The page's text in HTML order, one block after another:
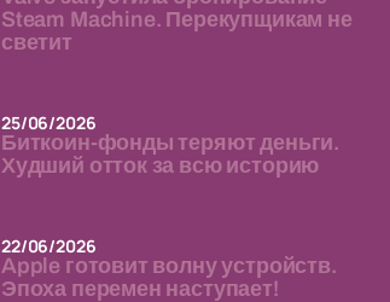
Steam Machine. Перекупщикам не
светит
Биткоин-фонды теряют деньги.
Худший отток за всю историю
25/06/2026
Apple готовит волну устройств.
Эпоха перемен наступает!
22/06/2026